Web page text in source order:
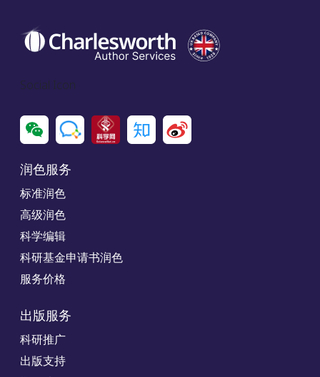
Social Icon
润色服务
标准润色
高级润色
科学编辑
科研基金申请书润色
服务价格
出版服务
科研推广
出版支持